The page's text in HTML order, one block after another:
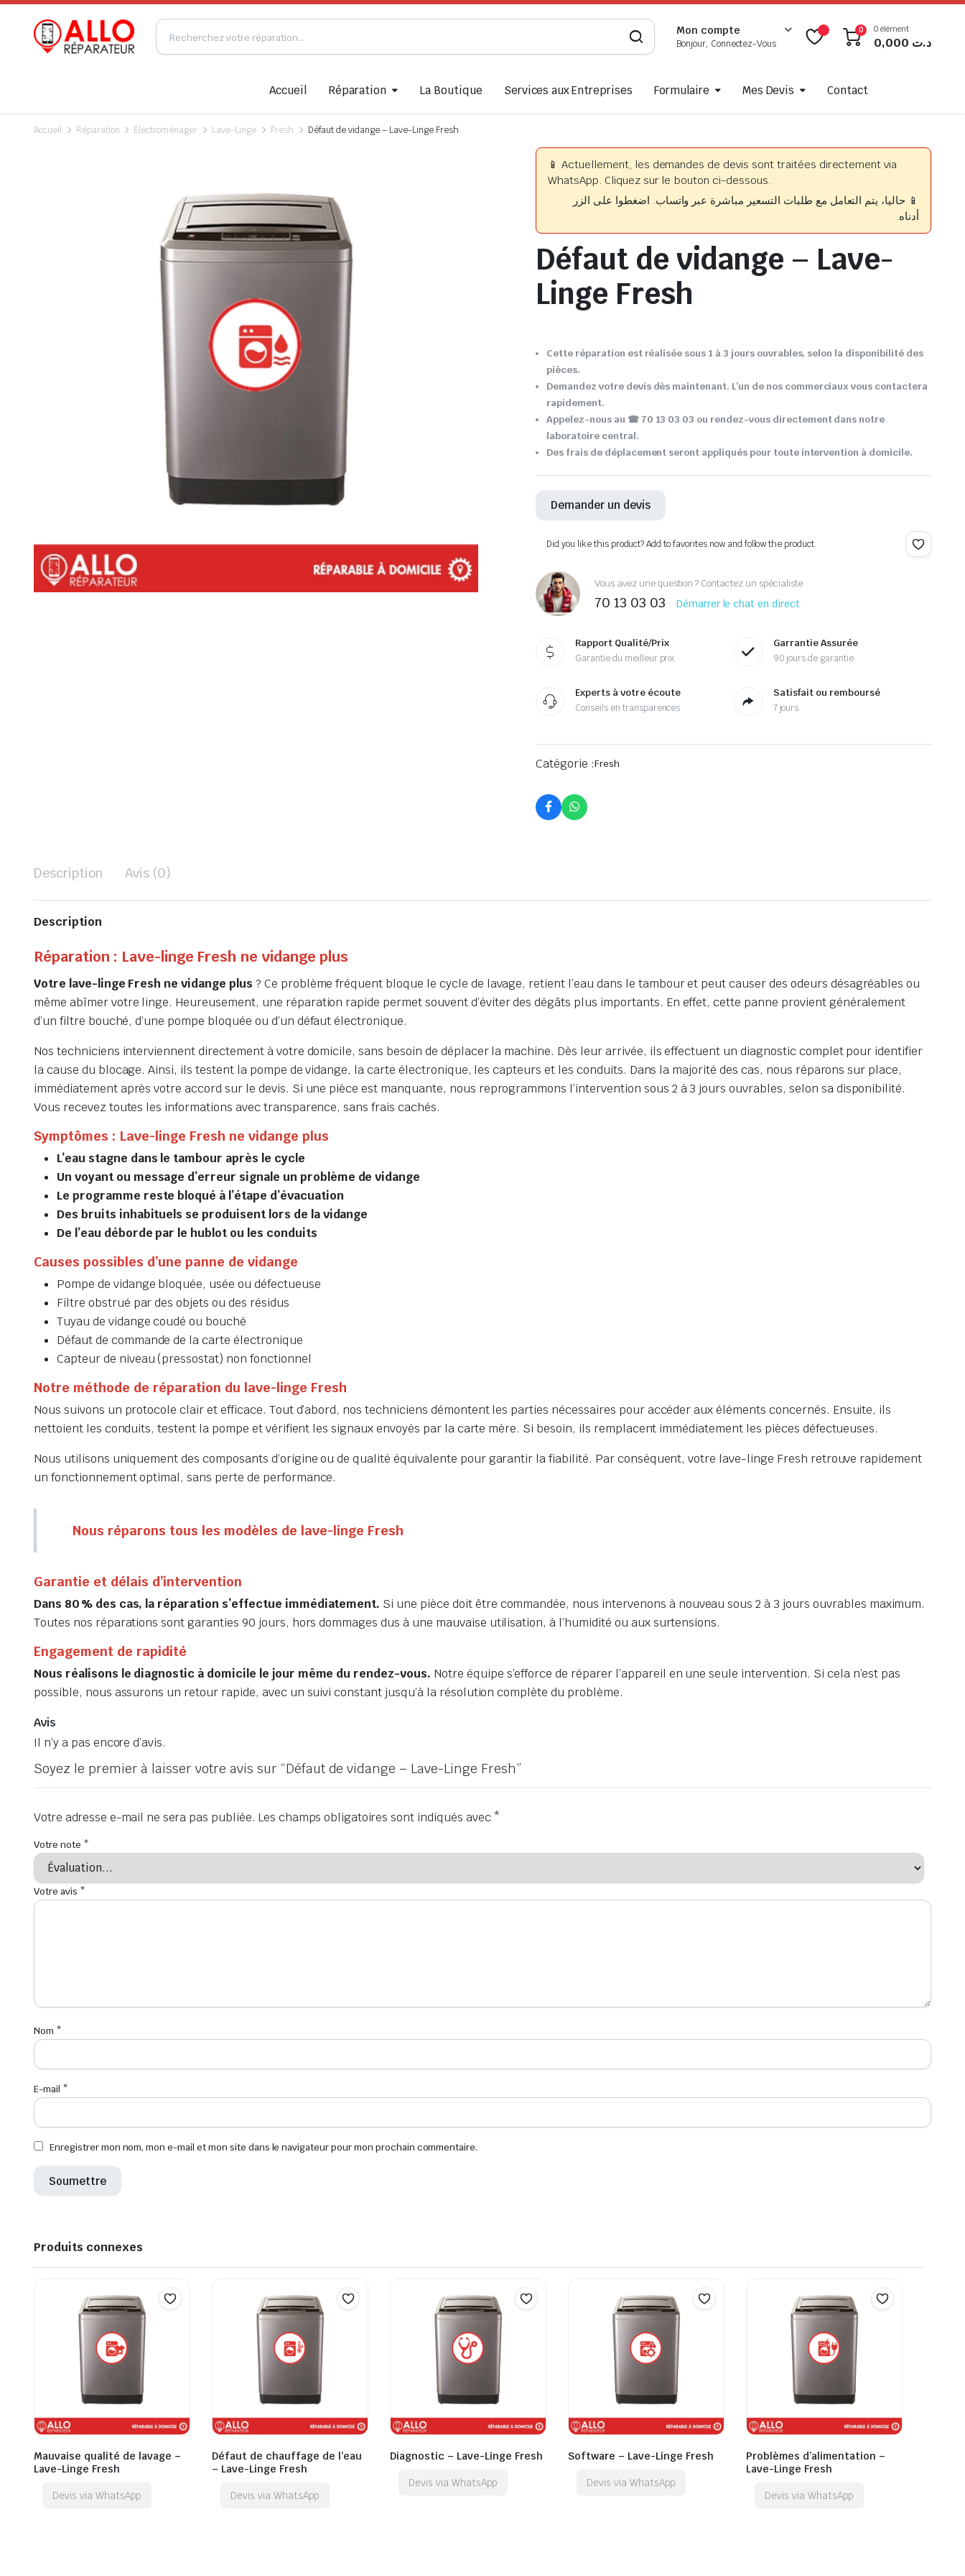
Mon compte
Bonjour, Connectez-Vous
0 0 élément
د.ت
Accueil Réparation La Boutique Services aux Entreprises Formulaire Mes Devis Contact
Accueil Réparation Électroménager Lave-Linge Fresh Défaut de vidange – Lave-Linge Fresh
📱 Actuellement, les demandes de devis sont traitées directement via
WhatsApp. Cliquez sur le bouton ci-dessous.
📱 حاليا، يتم التعامل مع طلبات التسعير مباشرة عبر واتساب. اضغطوا على الزر
أدناه.
Défaut de vidange – Lave-
Linge Fresh
Cette réparation est réalisée sous 1 à 3 jours ouvrables, selon la disponibilité des
pièces.
Demandez votre devis dès maintenant. L’un de nos commerciaux vous contactera
rapidement.
Appelez-nous au ☎ 70 13 03 03 ou rendez-vous directement dans notre
laboratoire central.
Des frais de déplacement seront appliqués pour toute intervention à domicile.
Demander un devis
Did you like this product? Add to favorites now and follow the product.
Vous avez une question ? Contactez un spécialiste
70 13 03 03 Démarrer le chat en direct
Rapport Qualité/Prix
Garantie du meilleur prix
Garrantie Assurée
90 jours de garantie
Experts à votre écoute
Conseils en transparences
Satisfait ou remboursé
7 jours
Catégorie :Fresh
Description Avis (0)
Description
Réparation : Lave-linge Fresh ne vidange plus
Votre lave-linge Fresh ne vidange plus ? Ce problème fréquent bloque le cycle de lavage, retient l’eau dans le tambour et peut causer des odeurs désagréables ou
même abîmer votre linge. Heureusement, une réparation rapide permet souvent d’éviter des dégâts plus importants. En effet, cette panne provient généralement
d’un filtre bouché, d’une pompe bloquée ou d’un défaut électronique.
Nos techniciens interviennent directement à votre domicile, sans besoin de déplacer la machine. Dès leur arrivée, ils effectuent un diagnostic complet pour identifier
la cause du blocage. Ainsi, ils testent la pompe de vidange, la carte électronique, les capteurs et les conduits. Dans la majorité des cas, nous réparons sur place,
immédiatement après votre accord sur le devis. Si une pièce est manquante, nous reprogrammons l’intervention sous 2 à 3 jours ouvrables, selon sa disponibilité.
Vous recevez toutes les informations avec transparence, sans frais cachés.
Symptômes : Lave-linge Fresh ne vidange plus
L’eau stagne dans le tambour après le cycle
Un voyant ou message d’erreur signale un problème de vidange
Le programme reste bloqué à l’étape d’évacuation
Des bruits inhabituels se produisent lors de la vidange
De l’eau déborde par le hublot ou les conduits
Causes possibles d’une panne de vidange
Pompe de vidange bloquée, usée ou défectueuse
Filtre obstrué par des objets ou des résidus
Tuyau de vidange coudé ou bouché
Défaut de commande de la carte électronique
Capteur de niveau (pressostat) non fonctionnel
Notre méthode de réparation du lave-linge Fresh
Nous suivons un protocole clair et efficace. Tout d’abord, nos techniciens démontent les parties nécessaires pour accéder aux éléments concernés. Ensuite, ils
nettoient les conduits, testent la pompe et vérifient les signaux envoyés par la carte mère. Si besoin, ils remplacent immédiatement les pièces défectueuses.
Nous utilisons uniquement des composants d’origine ou de qualité équivalente pour garantir la fiabilité. Par conséquent, votre lave-linge Fresh retrouve rapidement
un fonctionnement optimal, sans perte de performance.
Nous réparons tous les modèles de lave-linge Fresh
Garantie et délais d’intervention
Dans 80 % des cas, la réparation s’effectue immédiatement. Si une pièce doit être commandée, nous intervenons à nouveau sous 2 à 3 jours ouvrables maximum.
Toutes nos réparations sont garanties 90 jours, hors dommages dus à une mauvaise utilisation, à l’humidité ou aux surtensions.
Engagement de rapidité
Nous réalisons le diagnostic à domicile le jour même du rendez-vous. Notre équipe s’efforce de réparer l’appareil en une seule intervention. Si cela n’est pas
possible, nous assurons un retour rapide, avec un suivi constant jusqu’à la résolution complète du problème.
Avis
Il n’y a pas encore d’avis.
Soyez le premier à laisser votre avis sur “Défaut de vidange – Lave-Linge Fresh”
Votre adresse e-mail ne sera pas publiée. Les champs obligatoires sont indiqués avec*
Votre note *
Votre avis *
Nom *
E-mail *
Enregistrer mon nom, mon e-mail et mon site dans le navigateur pour mon prochain commentaire.
Produits connexes
Mauvaise qualité de lavage –
Lave-Linge Fresh
Devis via WhatsApp
Défaut de chauffage de l’eau
– Lave-Linge Fresh
Devis via WhatsApp
Diagnostic – Lave-Linge Fresh
Devis via WhatsApp
Software – Lave-Linge Fresh
Devis via WhatsApp
Problèmes d’alimentation –
Lave-Linge Fresh
Devis via WhatsApp